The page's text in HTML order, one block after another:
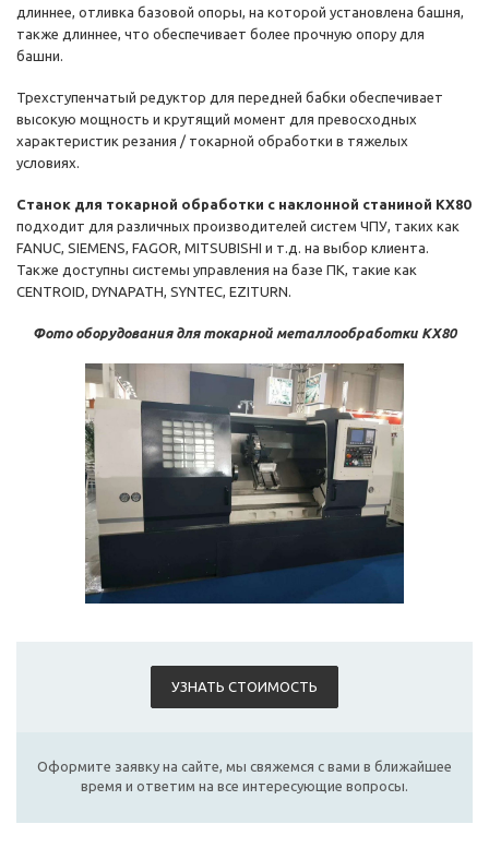
длиннее, отливка базовой опоры, на которой установлена ​​башня,
также длиннее, что обеспечивает более прочную опору для
башни.
Трехступенчатый редуктор для передней бабки обеспечивает
высокую мощность и крутящий момент для превосходных
характеристик резания / токарной обработки в тяжелых
условиях.
Станок для токарной обработки с наклонной станиной KX80
подходит для различных производителей систем ЧПУ, таких как
FANUC, SIEMENS, FAGOR, MITSUBISHI и т.д. на выбор клиента.
Также доступны системы управления на базе ПК, такие как
CENTROID, DYNAPATH, SYNTEC, EZITURN.
Фото оборудования для токарной металлообработки KX80
УЗНАТЬ СТОИМОСТЬ
Оформите заявку на сайте, мы свяжемся с вами в ближайшее
время и ответим на все интересующие вопросы.